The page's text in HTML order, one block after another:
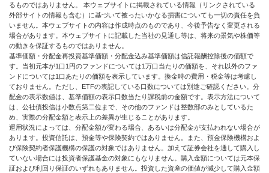
るものではありません。 本ウェブサイトに掲載されている情報（リンクされている
外部サイトの情報も含む）に基づいて被ったいかなる損害についても一切の責任を負
いません。本ウェブサイトの内容は作成時点のものであり、今後予告なく変更される
場合があります。本ウェブサイトに記載した当社の見通し等は、将来の景気や株価等
の動きを保証するものではありません。
基準価額・分配金再投資基準価額・分配金込み基準価額は信託報酬控除後の価額で
す。当初元本が1口1円のファンドについては1万口当たりの価額を、それ以外のファ
ンドについては1口あたりの価額を表示しています。換金時の費用・税金等は考慮し
ておりません。ただし、ETFの表記している口数については別途ご確認ください。分
配金の表示数値は、基準価額の表示口数当たり課税前の金額です。表示方法について
は、公社債投信は小数点第二位まで、その他のファンドは整数部のみとしているた
め、実際の分配金額と表示上の差異が生じることがあります。
運用状況によっては、分配金額が変わる場合、あるいは分配金が支払われない場合が
あります。投資信託は、預金等や保険契約ではありません。また、預金保険機構およ
び保険契約者保護機構の保護の対象ではありません。加えて証券会社を通して購入し
ていない場合には投資者保護基金の対象にもなりません。購入金額については元本保
証および利回り保証のいずれもありません。投資した資産の価値が減少して購入金額